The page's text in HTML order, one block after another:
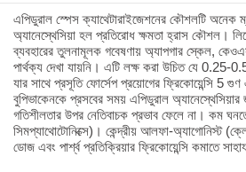
এপিডুরাল স্পেস ক্যাথেটারাইজেশনের কৌশলটি অনেক
অ্যানেস্থেসিয়া হল প্রতিরোধ ক্ষমতা হ্রাস কৌশল।
ব্যবহারের তুলনামূলক গবেষণায় অ্যাপগার স্কেল,
পার্থক্য দেখা যায়নি। এটি লক্ষ করা উচিত যে 0.25-
যার সাথে প্রসূতি ফোর্সেপ প্রয়োগের ফ্রিকোয়েন্সি 5
বুপিভাকেনকে প্রসবের সময় এপিডুরাল
গতিশীলতার উপর নেতিবাচক প্রভাব ফেলে না। কম
সিমপ্যাথোটোনিক্সে)। কেন্দ্রীয় আলফা-অ্যাগোনিস্ট
ডোজ এবং পার্শ্ব প্রতিক্রিয়ার ফ্রিকোয়েন্সি কমাতে